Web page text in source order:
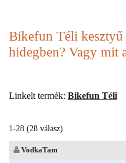
Bikefun Téli
hidegben? Vagy mit
Linkelt termék: Bikefun Téli
1-28 (28 válasz)
VodkaTam